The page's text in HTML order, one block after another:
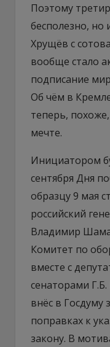
Поэтому
бесполезно, но
Хрущёв с
вообще стало
подписание
Об чём в
теперь,
мечте.
Инициатором
сентября Дня
образцу 9 мая
российский
Владимир
Комитет по
вместе с
сенаторами
внёс в Госдуму
поправках к
закону. В